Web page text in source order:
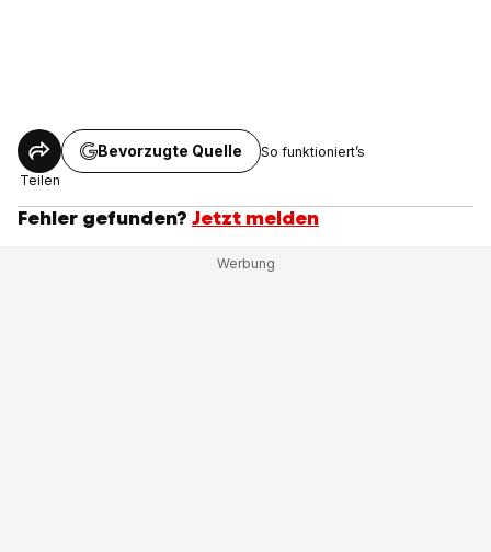
Teilen
Bevorzugte Quelle So funktioniert’s
Fehler gefunden? Jetzt melden